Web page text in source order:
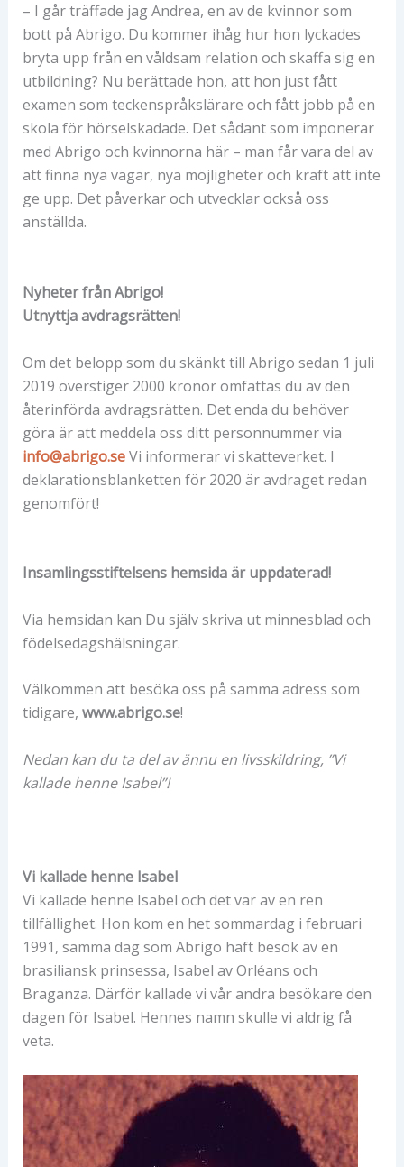
– I går träffade jag Andrea, en av de kvinnor som
bott på Abrigo. Du kommer ihåg hur hon lyckades
bryta upp från en våldsam relation och skaffa sig en
utbildning? Nu berättade hon, att hon just fått
examen som teckenspråkslärare och fått jobb på en
skola för hörselskadade. Det sådant som imponerar
med Abrigo och kvinnorna här – man får vara del av
att finna nya vägar, nya möjligheter och kraft att inte
ge upp. Det påverkar och utvecklar också oss
anställda.
Nyheter från Abrigo!
Utnyttja avdragsrätten!
Om det belopp som du skänkt till Abrigo sedan 1 juli
2019 överstiger 2000 kronor omfattas du av den
återinförda avdragsrätten. Det enda du behöver
göra är att meddela oss ditt personnummer via
info@abrigo.seVi informerar vi skatteverket. I
deklarationsblanketten för 2020 är avdraget redan
genomfört!
Insamlingsstiftelsens hemsida är uppdaterad!
Via hemsidan kan Du själv skriva ut minnesblad och
födelsedagshälsningar.
Välkommen att besöka oss på samma adress som
tidigare, www.abrigo.se!
Nedan kan du ta del av ännu en livsskildring, ”Vi
kallade henne Isabel”!
Vi kallade henne Isabel
Vi kallade henne Isabel och det var av en ren
tillfällighet. Hon kom en het sommardag i februari
1991, samma dag som Abrigo haft besök av en
brasiliansk prinsessa, Isabel av Orléans och
Braganza. Därför kallade vi vår andra besökare den
dagen för Isabel. Hennes namn skulle vi aldrig få
veta.